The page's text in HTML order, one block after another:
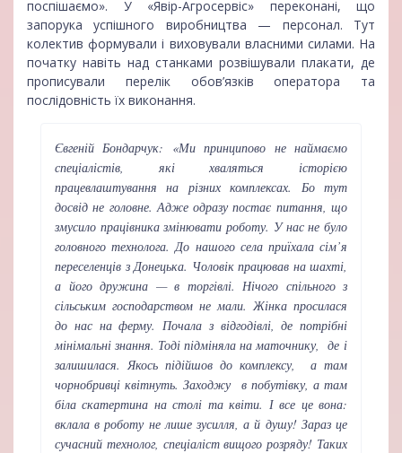
поспішаємо». У «Явір-Агросервіс» переконані, що
запорука успішного виробництва — персонал. Тут
колектив формували і виховували власними силами. На
початку навіть над станками розвішували плакати, де
прописували перелік обов’язків оператора та
послідовність їх виконання.
Євгеній Бондарчук: «Ми принципово не наймаємо
спеціалістів, які хваляться історією
працевлаштування на різних комплексах. Бо тут
досвід не головне. Адже одразу постає питання, що
змусило працівника змінювати роботу. У нас не було
головного технолога. До нашого села приїхала сім’я
переселенців з Донецька. Чоловік працював на шахті,
а його дружина — в торгівлі. Нічого спільного з
сільським господарством не мали. Жінка просилася
до нас на ферму. Почала з відгодівлі, де потрібні
мінімальні знання. Тоді підміняла на маточнику, де і
залишилася. Якось підійшов до комплексу, а там
чорнобривці квітнуть. Заходжу в побутівку, а там
біла скатертина на столі та квіти. І все це вона:
вклала в роботу не лише зусилля, а й душу! Зараз це
сучасний технолог, спеціаліст вищого розряду! Таких